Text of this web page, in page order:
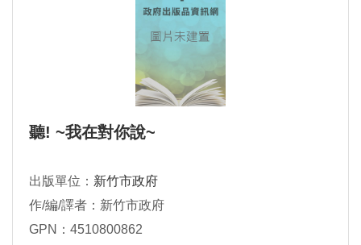
聽! ~我在對你說~
出版單位： 新竹市政府
作/編/譯者：新竹市政府
GPN：4510800862